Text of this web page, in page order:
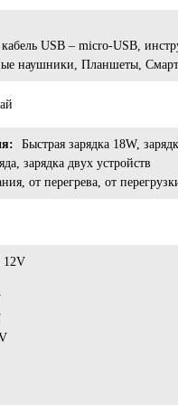
USB – micro-USB,
наушники, Планшеты,
Быстрая зарядка 18W,
зарядка двух устройств
от перегрева, от
12V